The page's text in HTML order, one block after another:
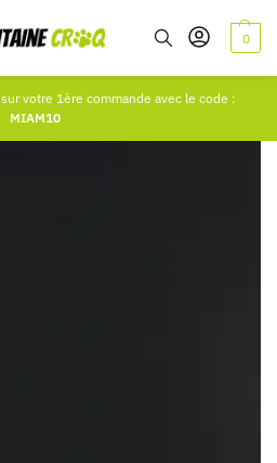
0
sur votre 1ère commande avec le code :
MIAM10